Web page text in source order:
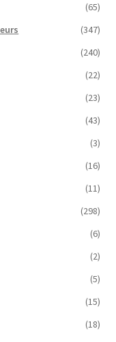
(65)
(347)
(240)
(22)
(23)
(43)
(3)
(16)
(11)
(298)
(6)
(2)
(5)
(15)
(18)